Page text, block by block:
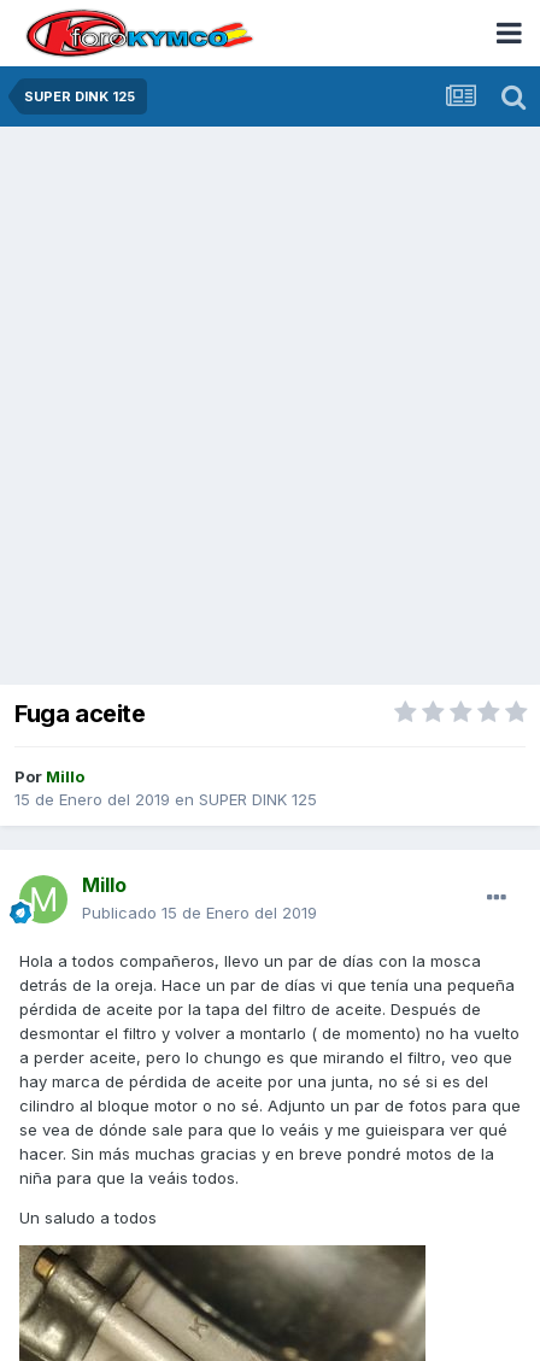
SUPER DINK 125
Fuga aceite
Por Millo
15 de Enero del 2019 en SUPER DINK 125
Millo
Publicado 15 de Enero del 2019
Hola a todos compañeros, llevo un par de días con la mosca
detrás de la oreja. Hace un par de días vi que tenía una pequeña
pérdida de aceite por la tapa del filtro de aceite. Después de
desmontar el filtro y volver a montarlo ( de momento) no ha vuelto
a perder aceite, pero lo chungo es que mirando el filtro, veo que
hay marca de pérdida de aceite por una junta, no sé si es del
cilindro al bloque motor o no sé. Adjunto un par de fotos para que
se vea de dónde sale para que lo veáis y me guieispara ver qué
hacer. Sin más muchas gracias y en breve pondré motos de la
niña para que la veáis todos.
Un saludo a todos